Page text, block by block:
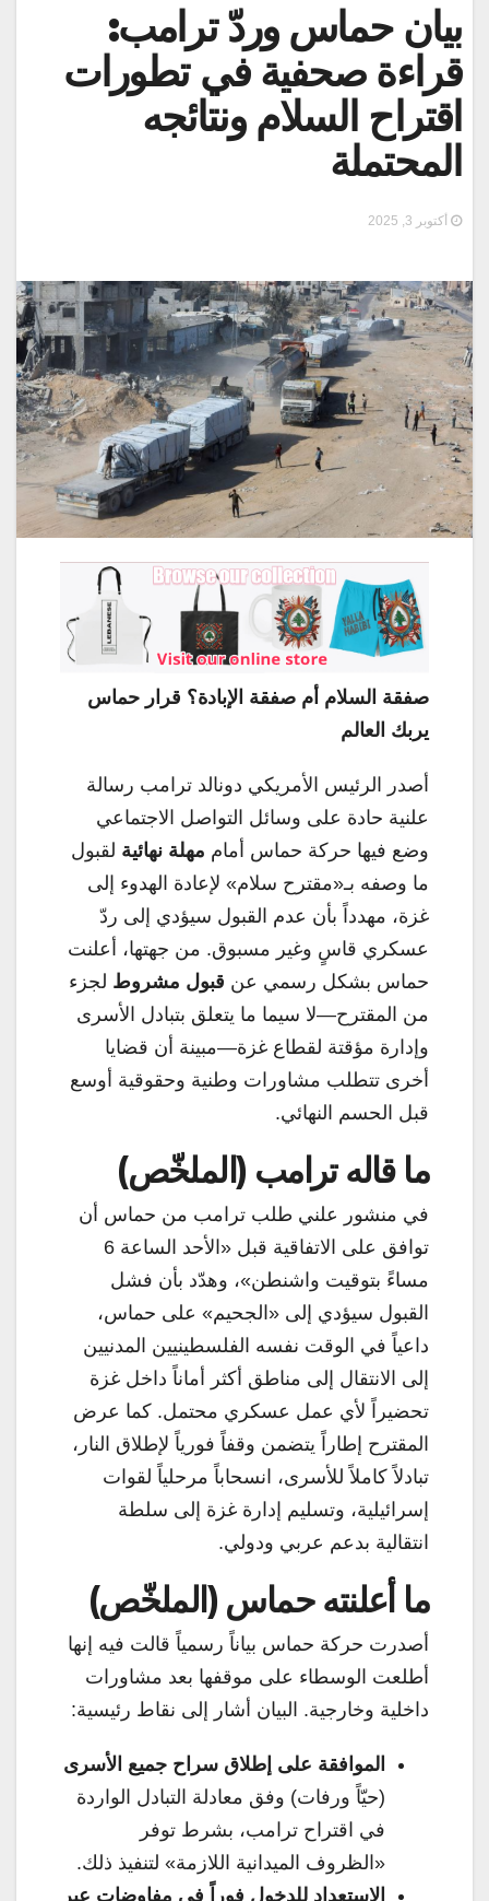
بيان حماس وردّ ترامب:
قراءة صحفية في تطورات
اقتراح السلام ونتائجه
المحتملة
أكتوبر 3, 2025
صفقة السلام أم صفقة الإبادة؟ قرار حماس
يربك العالم
أصدر الرئيس الأمريكي دونالد ترامب رسالة
علنية حادة على وسائل التواصل الاجتماعي
وضع فيها حركة حماس أمام مهلة نهائية لقبول
ما وصفه بـ«مقترح سلام» لإعادة الهدوء إلى
غزة، مهدداً بأن عدم القبول سيؤدي إلى ردّ
عسكري قاسٍ وغير مسبوق. من جهتها، أعلنت
حماس بشكل رسمي عن قبول مشروط لجزء
من المقترح—لا سيما ما يتعلق بتبادل الأسرى
وإدارة مؤقتة لقطاع غزة—مبينة أن قضايا
أخرى تتطلب مشاورات وطنية وحقوقية أوسع
قبل الحسم النهائي.
ما قاله ترامب (الملخّص)
في منشور علني طلب ترامب من حماس أن
توافق على الاتفاقية قبل «الأحد الساعة 6
مساءً بتوقيت واشنطن»، وهدّد بأن فشل
القبول سيؤدي إلى «الجحيم» على حماس،
داعياً في الوقت نفسه الفلسطينيين المدنيين
إلى الانتقال إلى مناطق أكثر أماناً داخل غزة
تحضيراً لأي عمل عسكري محتمل. كما عرض
المقترح إطاراً يتضمن وقفاً فورياً لإطلاق النار،
تبادلاً كاملاً للأسرى، انسحاباً مرحلياً لقوات
إسرائيلية، وتسليم إدارة غزة إلى سلطة
انتقالية بدعم عربي ودولي.
ما أعلنته حماس (الملخّص)
أصدرت حركة حماس بياناً رسمياً قالت فيه إنها
أطلعت الوسطاء على موقفها بعد مشاورات
داخلية وخارجية. البيان أشار إلى نقاط رئيسية:
الموافقة على إطلاق سراح جميع الأسرى
(حيّاً ورفات) وفق معادلة التبادل الواردة
في اقتراح ترامب، بشرط توفر
«الظروف الميدانية اللازمة» لتنفيذ ذلك.
الاستعداد للدخول فوراً في مفاوضات عبر